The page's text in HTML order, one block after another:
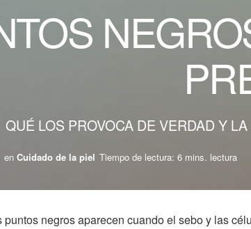
QUÉ LOS PROVOCA DE VERDAD Y
en Cuidado de la piel Tiempo de lectura: 6 mins. lectura
puntos negros aparecen cuando el sebo y las